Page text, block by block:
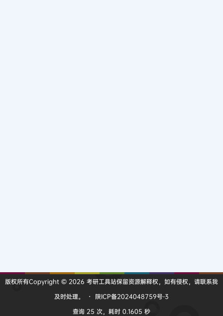
版权所有Copyright © 2026 考研工具站保留资源解释权，如有侵权，请联系我
及时处理。
・
陕ICP备2024048759号-3
查询 25 次，耗时 0.1605 秒